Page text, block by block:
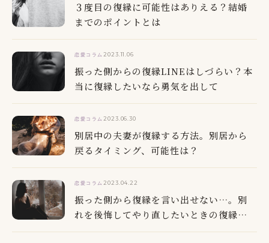
３度目の復縁に可能性はありえる？結婚
までのポイントとは
恋愛コラム 2023.11.06
振った側からの復縁LINEはしづらい？本
当に復縁したいなら勇気を出して
恋愛コラム 2023.06.30
別居中の夫妻が復縁する方法。別居から
戻るタイミング、可能性は？
恋愛コラム 2023.04.22
振った側から復縁を言い出せない…。別
れを後悔してやり直したいときの復縁方
法